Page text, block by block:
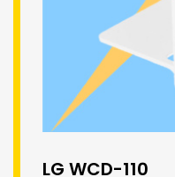
LG WCD-110